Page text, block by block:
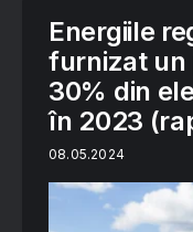
Energiile
furnizat un
30% din
în 2023
08.05.2024